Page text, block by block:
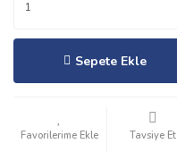
Sepete Ekle
Tavsiye Et